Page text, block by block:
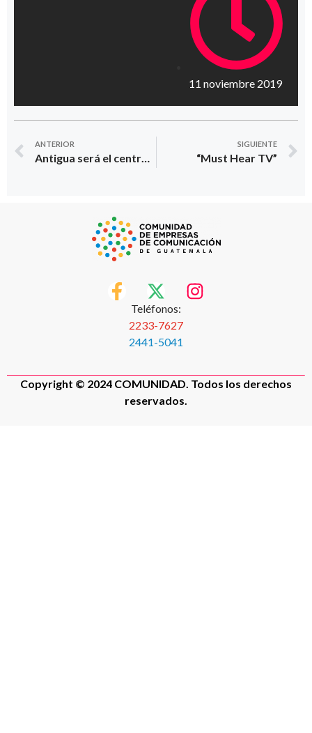
11 noviembre 2019
ANTERIOR SIGUIENTE
“Must Hear TV”
Teléfonos:
2233-7627
2441-5041
Copyright © 2024 COMUNIDAD. Todos los derechos
reservados.